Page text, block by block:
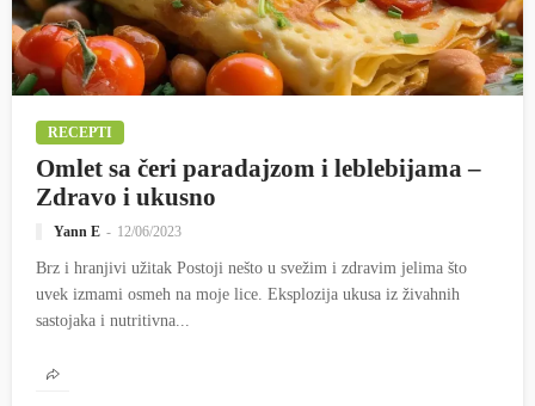
RECEPTI
Omlet sa čeri paradajzom i leblebijama –
Zdravo i ukusno
Yann E 12/06/2023
Brz i hranjivi užitak Postoji nešto u svežim i zdravim jelima što
uvek izmami osmeh na moje lice. Eksplozija ukusa iz živahnih
sastojaka i nutritivna...